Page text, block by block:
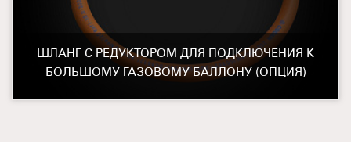
ШЛАНГ С РЕДУКТОРОМ ДЛЯ ПОДКЛЮЧЕНИЯ К
БОЛЬШОМУ ГАЗОВОМУ БАЛЛОНУ (ОПЦИЯ)